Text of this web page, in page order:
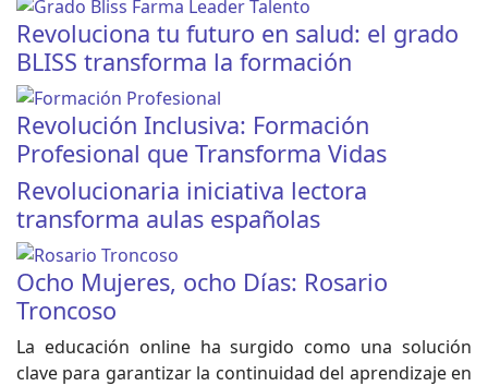
Revoluciona tu futuro en salud: el grado
BLISS transforma la formación
Revolución Inclusiva: Formación
Profesional que Transforma Vidas
Revolucionaria iniciativa lectora
transforma aulas españolas
Ocho Mujeres, ocho Días: Rosario
Troncoso
La educación online ha surgido como una solución
clave para garantizar la continuidad del aprendizaje en